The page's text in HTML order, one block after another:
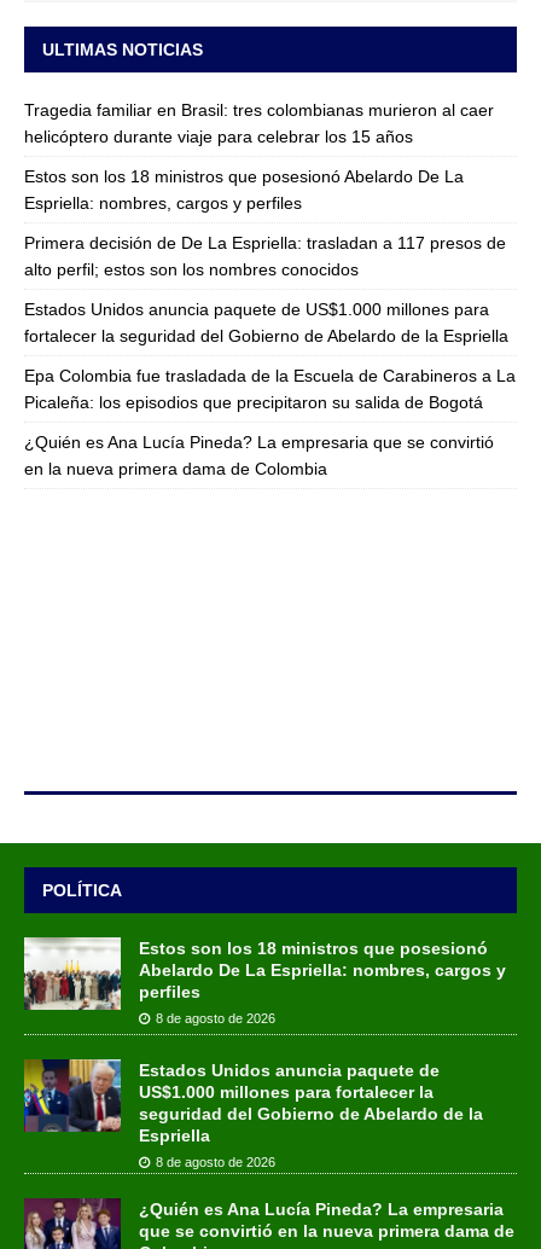
ULTIMAS NOTICIAS
Tragedia familiar en Brasil: tres colombianas murieron al caer
helicóptero durante viaje para celebrar los 15 años
Estos son los 18 ministros que posesionó Abelardo De La
Espriella: nombres, cargos y perfiles
Primera decisión de De La Espriella: trasladan a 117 presos de
alto perfil; estos son los nombres conocidos
Estados Unidos anuncia paquete de US$1.000 millones para
fortalecer la seguridad del Gobierno de Abelardo de la Espriella
Epa Colombia fue trasladada de la Escuela de Carabineros a La
Picaleña: los episodios que precipitaron su salida de Bogotá
¿Quién es Ana Lucía Pineda? La empresaria que se convirtió
en la nueva primera dama de Colombia
POLÍTICA
Estos son los 18 ministros que posesionó
Abelardo De La Espriella: nombres, cargos y
perfiles
8 de agosto de 2026
Estados Unidos anuncia paquete de
US$1.000 millones para fortalecer la
seguridad del Gobierno de Abelardo de la
Espriella
8 de agosto de 2026
¿Quién es Ana Lucía Pineda? La empresaria
que se convirtió en la nueva primera dama de